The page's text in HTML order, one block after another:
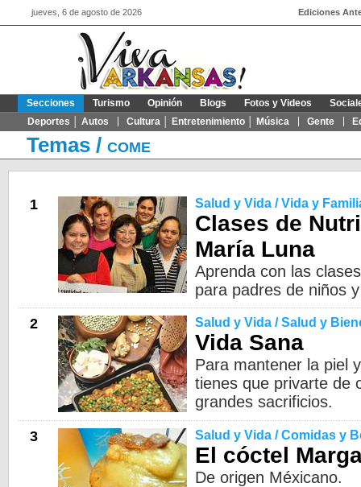
jueves, 6 de agosto de 2026 Ediciones
Secciones
Deportes │ Autos
Cultura │ Entretenimiento │ Música Gente
Turismo Opinión Blogs Fotos y Videos
Temas / COME
1 Salud y Vida / Vida y
Clases de
María Luna
Aprenda con las
para padres de niños
2 Salud y Vida / Salud y
Vida Sana
Para mantener la piel
tienes que privarte de
grandes sacrificios.
3 Salud y Vida / Comidas y
El cóctel
De origen Méxicano.